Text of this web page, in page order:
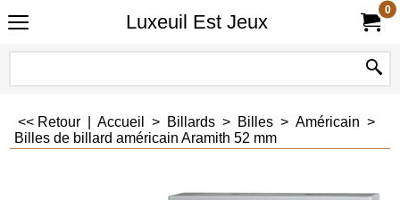
Luxeuil Est Jeux
0
<< Retour Accueil > Billards > Billes > Américain >
Billes de billard américain Aramith 52 mm